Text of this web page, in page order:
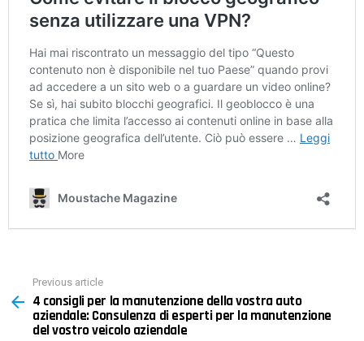
more
Previous article
4 consigli per la manutenzione della vostra auto
aziendale: Consulenza di esperti per la manutenzione
del vostro veicolo aziendale